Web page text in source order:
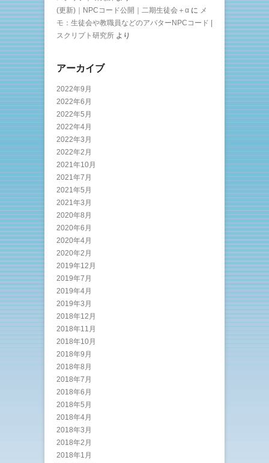
(更新)｜NPCコード公開｜二期生徒会＋α に メ
モ：生徒会や教職員などのアバターNPCコード |
スクリプト研究所 より
アーカイブ
2022年9月
2022年6月
2022年5月
2022年4月
2022年3月
2022年2月
2021年10月
2021年7月
2021年5月
2021年3月
2020年8月
2020年6月
2020年4月
2020年2月
2019年12月
2019年7月
2019年4月
2019年3月
2018年12月
2018年11月
2018年10月
2018年9月
2018年8月
2018年7月
2018年6月
2018年5月
2018年4月
2018年3月
2018年2月
2018年1月